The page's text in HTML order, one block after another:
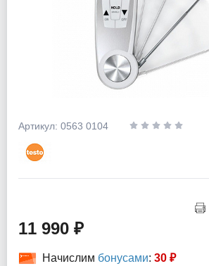
Артикул: 0563 0104
11 990 ₽
Начислим бонусами: 30 ₽